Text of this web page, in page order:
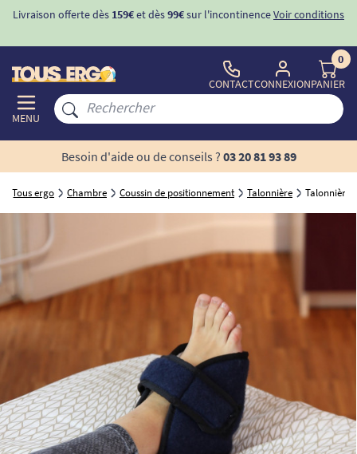
Livraison offerte dès 159€et dès99€sur l'incontinenceVoir conditions
MENU
CONTACTCONNEXION
0
PANIER
Besoin d'aide ou de conseils ? 03 20 81 93 89
Tous ergo Chambre Coussin de positionnement Talonnière Talonnière